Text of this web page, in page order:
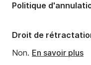
Politique
Droit de
Non. En savoir plus